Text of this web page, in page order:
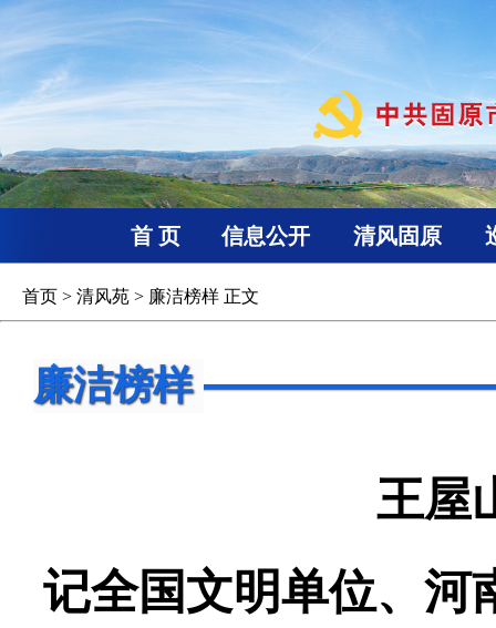
首 页 信息公开 清风固原
首页 > 清风苑 > 廉洁榜样 正文
廉洁榜样
王屋
记全国文明单位、河